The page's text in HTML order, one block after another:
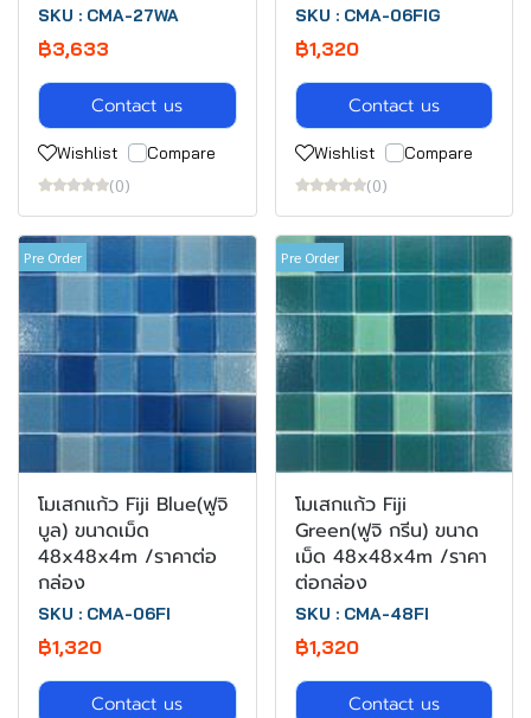
SKU : CMA-27WA
฿3,633
Contact us
Wishlist
Compare
(0)
SKU : CMA-06FIG
฿1,320
Contact us
Wishlist
Compare
(0)
Pre Order
โมเสกแก้ว Fiji Blue(ฟูจิ
บูล) ขนาดเม็ด
48x48x4m /ราคาต่อ
กล่อง
SKU : CMA-06FI
฿1,320
Contact us
Pre Order
โมเสกแก้ว Fiji
Green(ฟูจิ กรีน) ขนาด
เม็ด 48x48x4m /ราคา
ต่อกล่อง
SKU : CMA-48FI
฿1,320
Contact us